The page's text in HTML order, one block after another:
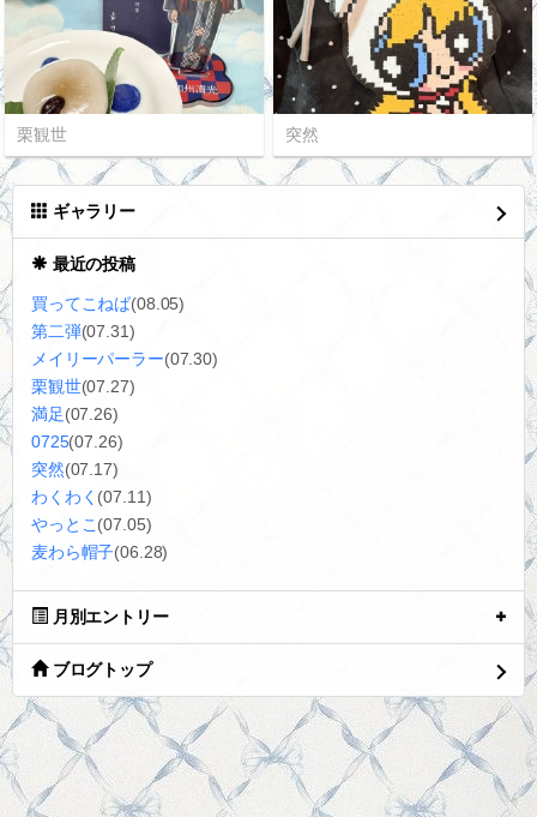
栗観世 突然
ギャラリー
最近の投稿
買ってこねば(08.05)
第二弾(07.31)
メイリーパーラー(07.30)
栗観世(07.27)
満足(07.26)
0725(07.26)
突然(07.17)
わくわく (07.11)
やっとこ(07.05)
麦わら帽子(06.28)
月別エントリー
ブログトップ